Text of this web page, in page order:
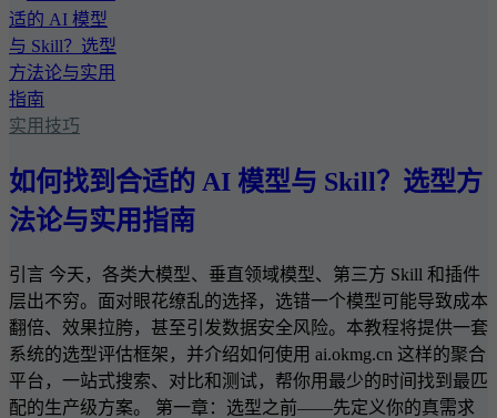
实用技巧
如何找到合适的 AI 模型与 Skill？选型方
法论与实用指南
引言 今天，各类大模型、垂直领域模型、第三方 Skill 和插件
层出不穷。面对眼花缭乱的选择，选错一个模型可能导致成本
翻倍、效果拉胯，甚至引发数据安全风险。本教程将提供一套
系统的选型评估框架，并介绍如何使用 ai.okmg.cn 这样的聚合
平台，一站式搜索、对比和测试，帮你用最少的时间找到最匹
配的生产级方案。 第一章：选型之前——先定义你的真需求